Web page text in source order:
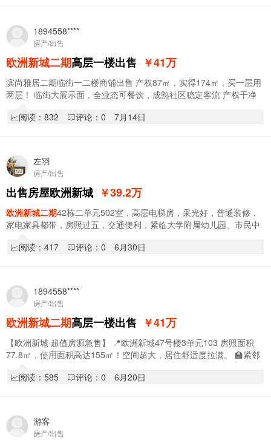
1894558****
房产/出售
欧洲新城二期高层一楼出售 ￥41万
滨尚雅居二期临街一二楼商铺出售 产权87㎡，实得174㎡，买一层用
两层！ 临街大展示面，全业态可餐饮，成熟社区稳定客流 产权干净
阅读：832
评论：0 7月14日
左羽
房产/出售
出售房屋欧洲新城 ￥39.2万
欧洲新城二期42栋二单元502室，高层电梯房，采光好，普通装修，
家电家具都带，房照过五，交通便利，紧临大学附属幼儿园、市民中
阅读：417
评论：0 6月30日
1894558****
房产/出售
欧洲新城二期高层一楼出售 ￥41万
【欧洲新城·超值房源急售】 📍欧洲新城47号楼3单元103 房照面积
77.8㎡，使用面积高达155㎡！空间超大，居住舒适度拉满。 🏫紧邻
阅读：585
评论：0 6月20日
游客
房产/出售